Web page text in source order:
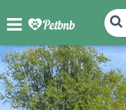
PHOTOS REVIEWS